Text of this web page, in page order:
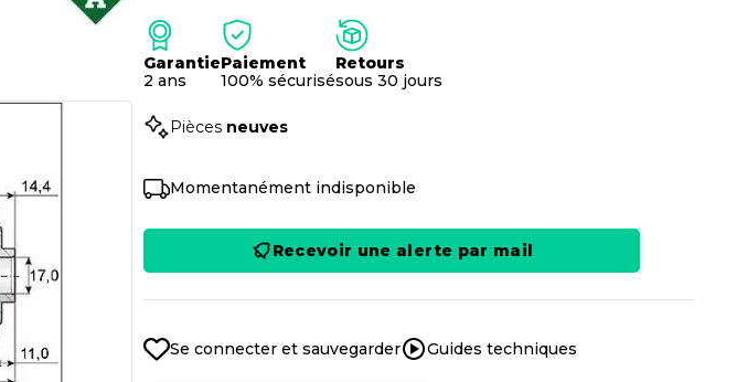
Garantie
2 ans
Paiement
100% sécurisé
Retours
sous 30 jours
Pièces neuves
Momentanément indisponible
Recevoir une alerte par mail
Se connecter et sauvegarder Guides techniques